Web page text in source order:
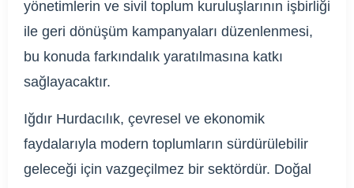
yönetimlerin ve sivil toplum kuruluşlarının işbirliği
ile geri dönüşüm kampanyaları düzenlenmesi,
bu konuda farkındalık yaratılmasına katkı
sağlayacaktır.
Iğdır Hurdacılık, çevresel ve ekonomik
faydalarıyla modern toplumların sürdürülebilir
geleceği için vazgeçilmez bir sektördür. Doğal